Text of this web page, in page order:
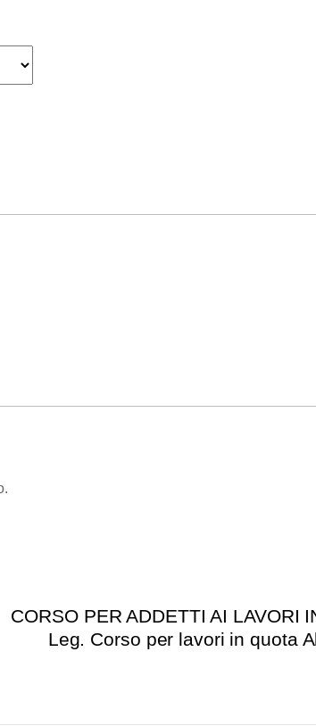
CORSO PER ADDETTI AI LAVORI
Leg. Corso per lavori in quota